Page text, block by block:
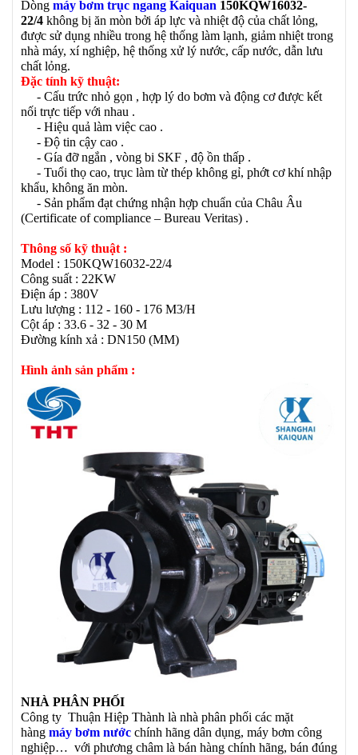
Dòng máy bơm trục ngang Kaiquan 150KQW16032-
22/4 không bị ăn mòn bởi áp lực và nhiệt độ của chất lỏng,
được sử dụng nhiều trong hệ thống làm lạnh, giảm nhiệt trong
nhà máy, xí nghiệp, hệ thống xử lý nước, cấp nước, dẫn lưu
chất lỏng.
Đặc tính kỹ thuật:
- Cấu trức nhỏ gọn , hợp lý do bơm và động cơ được kết
nối trực tiếp với nhau .
- Hiệu quả làm việc cao .
- Độ tin cậy cao .
- Gía đỡ ngắn , vòng bi SKF , độ ồn thấp .
- Tuổi thọ cao, trục làm từ thép không gỉ, phớt cơ khí nhập
khẩu, không ăn mòn.
- Sản phẩm đạt chứng nhận hợp chuẩn của Châu Âu
(Certificate of compliance – Bureau Veritas) .
Thông số kỹ thuật :
Model : 150KQW16032-22/4
Công suất : 22KW
Điện áp : 380V
Lưu lượng : 112 - 160 - 176 M3/H
Cột áp : 33.6 - 32 - 30 M
Đường kính xả : DN150 (MM)
Hình ảnh sản phẩm :
NHÀ PHÂN PHỐI
Công ty Thuận Hiệp Thành là nhà phân phối các mặt
hàng máy bơm nước chính hãng dân dụng, máy bơm công
nghiệp… với phương châm là bán hàng chính hãng, bán đúng